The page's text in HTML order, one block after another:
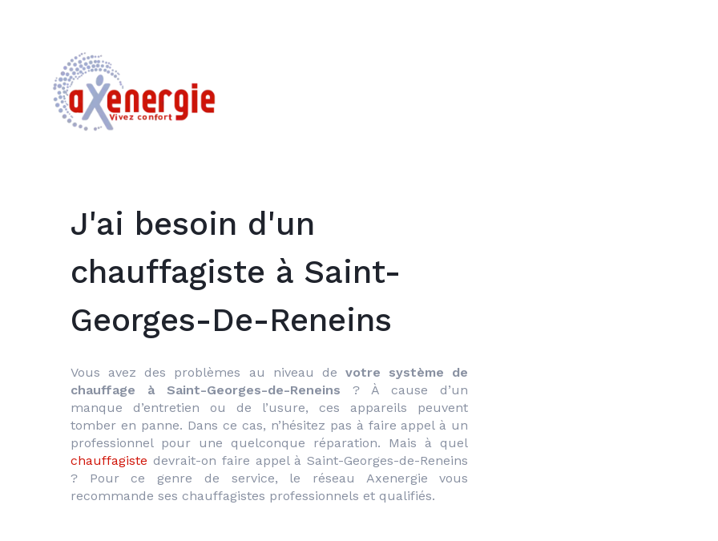
J'ai besoin d'un
chauffagiste à Saint-
Georges-De-Reneins
Vous avez des problèmes au niveau de votre système de
chauffage à Saint-Georges-de-Reneins ? À cause d’un
manque d’entretien ou de l’usure, ces appareils peuvent
tomber en panne. Dans ce cas, n’hésitez pas à faire appel à un
chauffagiste devrait-on faire appel à Saint-Georges-de-Reneins
? Pour ce genre de service, le réseau Axenergie vous
recommande ses chauffagistes professionnels et qualifiés.